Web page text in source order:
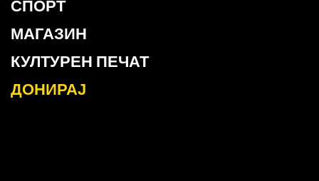
СПОРТ
МАГАЗИН
КУЛТУРЕН ПЕЧАТ
ДОНИРАЈ